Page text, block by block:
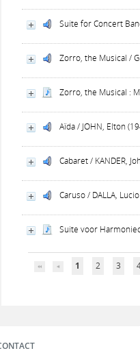
Suite for Concert
Zorro, the Musical /
Zorro, the Musical :
Aïda / JOHN, Elton
Cabaret / KANDER,
Caruso / DALLA,
Suite voor
1 2 3